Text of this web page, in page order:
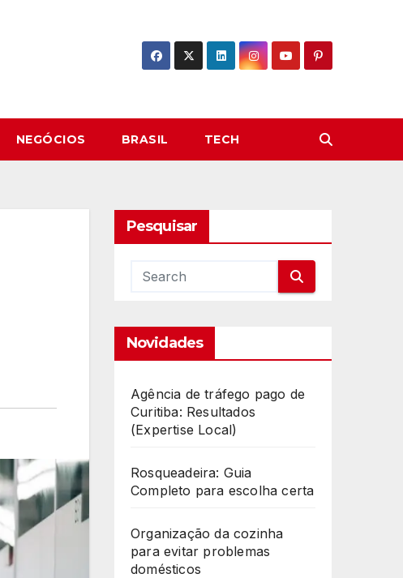
NEGÓCIOS BRASIL TECH
Pesquisar
Novidades
Agência de tráfego pago de
Curitiba: Resultados
(Expertise Local)
Rosqueadeira: Guia
Completo para escolha certa
Organização da cozinha
para evitar problemas
domésticos